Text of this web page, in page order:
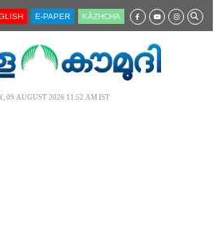
E-PAPER KĀZHCHA
09 AUGUST 2026 11.52 AM IST